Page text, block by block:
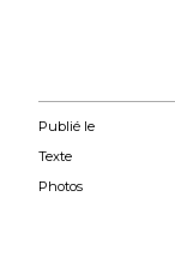
Publié le
Texte
Photos